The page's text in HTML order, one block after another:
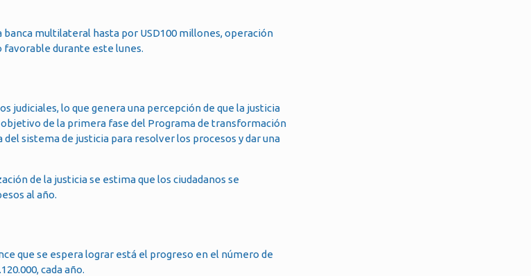
multilateral hasta por USD100 millones, operación
favorable durante este lunes.
judiciales, lo que genera una percepción de que la justicia
de la primera fase del Programa de transformación
sistema de justicia para resolver los procesos y dar una
de la justicia se estima que los ciudadanos se
al año.
que se espera lograr está el progreso en el número de
cada año.